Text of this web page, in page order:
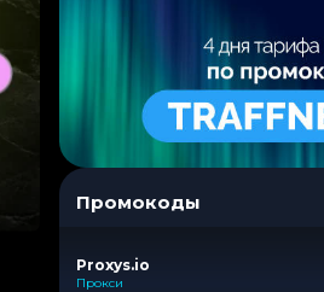
Промокоды
Proxys.io
Прокси